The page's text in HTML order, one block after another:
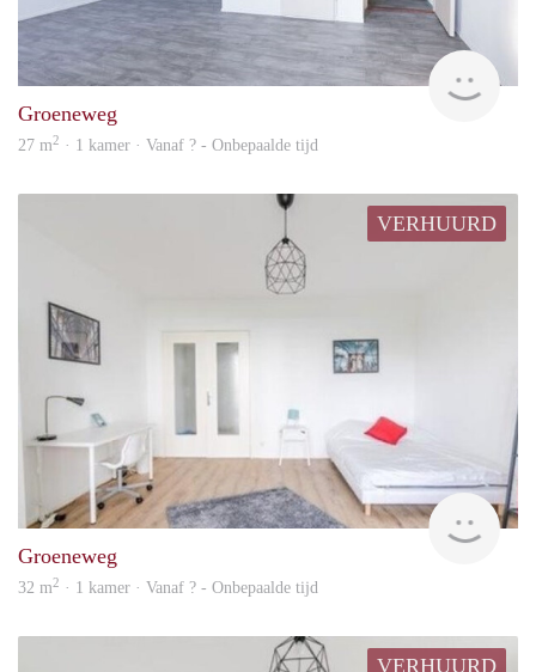
Groeneweg
27 m2 · 1 kamer · Vanaf ? - Onbepaalde tijd
VERHUURD
Groeneweg
32 m2 · 1 kamer · Vanaf ? - Onbepaalde tijd
VERHUURD